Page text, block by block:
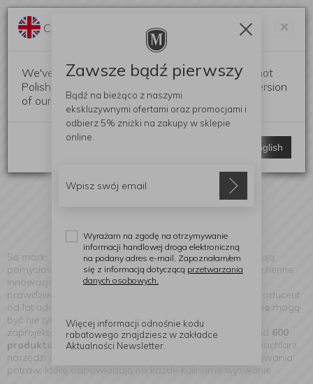
(Znaleziono produktów: 1)
Są marki, które urzekają precyzją. Są takie, które zaskakują
pomysłowością. GEFUłączy jedno i drugie – oferując kuchenne
innowacje, które potrafią zmienić zwykłe gotowanie w
prawdziwą przyjemność. Ten renomowany niemiecki producent
od lat udowadnia, że
funkcjonalne akcesoria kuchenne mogą
być nie tylko użyteczne, ale i piękne, trwałe, doskonale
zaprojektowane. W ofercieGEFUznajdziemy dziś ponad 600
produktów kuchennychw 14 kategoriach – to pełen wachlarz
narzędzi do przygotowywania, podawania i przechowywania
potraw, które odpowiadają na każde kulinarne wyzwanie.
×
Change language?
We've detected that your browser language is not
Polish. Would you like to switch to the English version
of our website?
Switch to English
Zawsze bądź pierwszy
Bądź na bieżąco z naszymi
ekskluzywnymi ofertami oraz promocjami i
odbierz 5% zniżki na zakupy w sklepie
online.
Wyrażam na zgodę na otrzymywanie
informacji handlowej droga elektroniczną
na podany adres e-mail. Zapoznałam/em
się z informacją dotyczącą przetwarzania
danych osobowych.
Więcej informacji odnośnie kodu
rabatowego znajdziesz w zakładce
Aktualności Newsletter.